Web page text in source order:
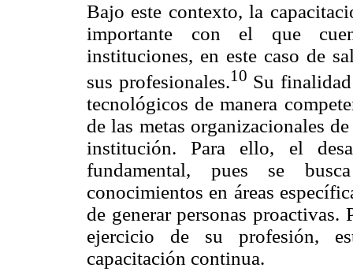
Bajo este contexto, la
importante con el que
instituciones, en este caso de
sus profesionales.10 Su
tecnológicos de manera
de las metas organizacionales
institución. Para ello, el
fundamental, pues se
conocimientos en áreas
de generar personas
ejercicio de su profesión,
capacitación continua.